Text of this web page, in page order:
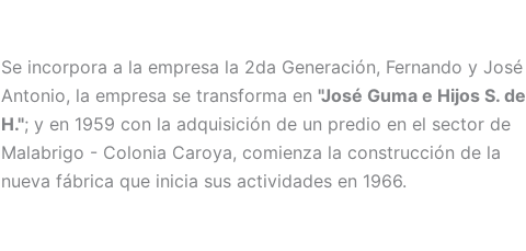
Se incorpora a la empresa la 2da Generación, Fernando y José
Antonio, la empresa se transforma en "José Guma e Hijos S. de
H."; y en 1959 con la adquisición de un predio en el sector de
Malabrigo - Colonia Caroya, comienza la construcción de la
nueva fábrica que inicia sus actividades en 1966.